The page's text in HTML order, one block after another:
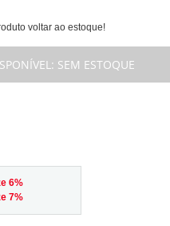
voltar ao estoque!
SEM ESTOQUE
6%
7%